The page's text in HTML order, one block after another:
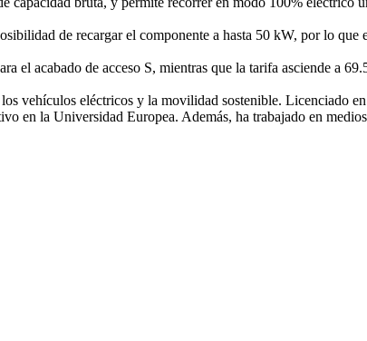
de recargar el componente a hasta 50 kW, por lo
el acabado de acceso S, mientras que la tarifa asciende a
vehículos eléctricos y la movilidad sostenible. Licenciado
en la Universidad Europea. Además, ha trabajado en